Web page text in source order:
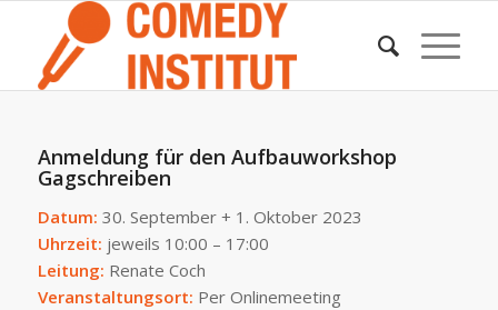
Anmeldung für den Aufbauworkshop
Gagschreiben
Datum: 30. September + 1. Oktober 2023
Uhrzeit: jeweils 10:00 – 17:00
Leitung: Renate Coch
Veranstaltungsort: Per Onlinemeeting